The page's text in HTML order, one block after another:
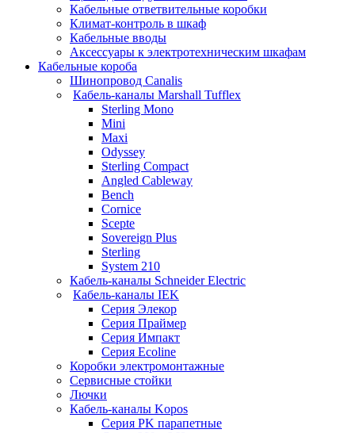
Кабельные ответвительные коробки
Климат-контроль в шкаф
Кабельные вводы
Аксессуары к электротехническим шкафам
Кабельные короба
Шинопровод Canalis
Кабель-каналы Marshall Tufflex
Sterling Mono
Mini
Maxi
Odyssey
Sterling Compact
Angled Cableway
Bench
Cornice
Scepte
Sovereign Plus
Sterling
System 210
Кабель-каналы Schneider Electric
Кабель-каналы IEK
Серия Элекор
Серия Праймер
Серия Импакт
Серия Ecoline
Коробки электромонтажные
Сервисные стойки
Лючки
Кабель-каналы Kopos
Серия PK парапетные